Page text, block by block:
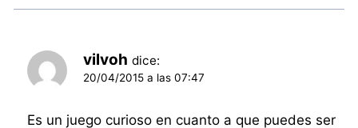
vilvoh dice:
20/04/2015 a las 07:47
Es un juego curioso en cuanto a que puedes ser